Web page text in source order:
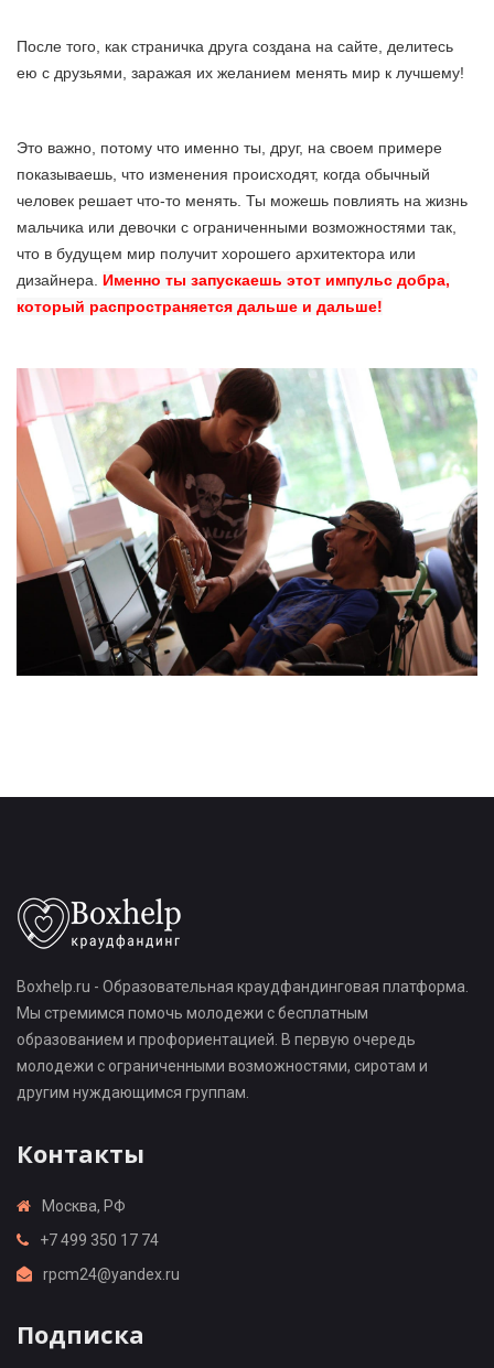
После того, как страничка друга создана на сайте, делитесь
ею с друзьями, заражая их желанием менять мир к лучшему!
Это важно, потому что именно ты, друг, на своем примере
показываешь, что изменения происходят, когда обычный
человек решает что-то менять. Ты можешь повлиять на жизнь
мальчика или девочки с ограниченными возможностями так,
что в будущем мир получит хорошего архитектора или
дизайнера. Именно ты запускаешь этот импульс добра,
который распространяется дальше и дальше!
Boxhelp.ru - Образовательная краудфандинговая платформа.
Мы стремимся помочь молодежи с бесплатным
образованием и профориентацией. В первую очередь
молодежи с ограниченными возможностями, сиротам и
другим нуждающимся группам.
Контакты
Москва, РФ
+7 499 350 17 74
rpcm24@yandex.ru
Подписка